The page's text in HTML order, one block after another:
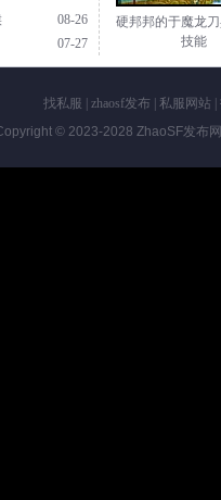
08-26
07-27
硬邦邦的于魔龙
技能
找私服 zhaosf发布 私服网站
© 2023-2028 ZhaoSF发布网